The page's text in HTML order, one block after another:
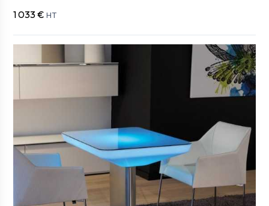
1 033 € HT